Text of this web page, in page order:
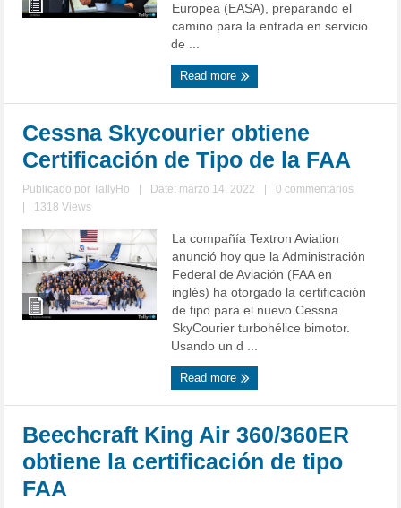
Europea (EASA), preparando el
camino para la entrada en servicio
de ...
Read more
Cessna Skycourier obtiene
Certificación de Tipo de la FAA
Publicado porTallyHo Date: marzo 14, 2022
0 commentarios
1318 Views
La compañía Textron Aviation
anunció hoy que la Administración
Federal de Aviación (FAA en
inglés) ha otorgado la certificación
de tipo para el nuevo Cessna
SkyCourier turbohélice bimotor.
Usando un d ...
Read more
Beechcraft King Air 360/360ER
obtiene la certificación de tipo
FAA